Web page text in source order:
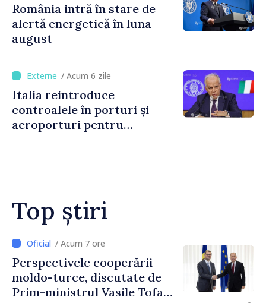
România intră în stare de
alertă energetică în luna
august
/ Acum 6 zile
Italia reintroduce
controalele în porturi și
aeroporturi pentru
Top știri
/ Acum 4 ore
Forumul Diasporei //
Republica Moldova,
promovată în Elveția prin